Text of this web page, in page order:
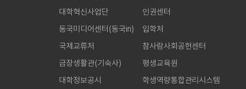
대학혁신사업단
동국미디어센터(동국in)
국제교류처
금장생활관(기숙사)
대학정보공시
인권센터
입학처
참사람사회공헌센터
평생교육원
학생역량통합관리시스템